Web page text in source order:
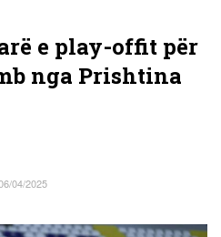
e play-offit për
nga Prishtina
04/2025